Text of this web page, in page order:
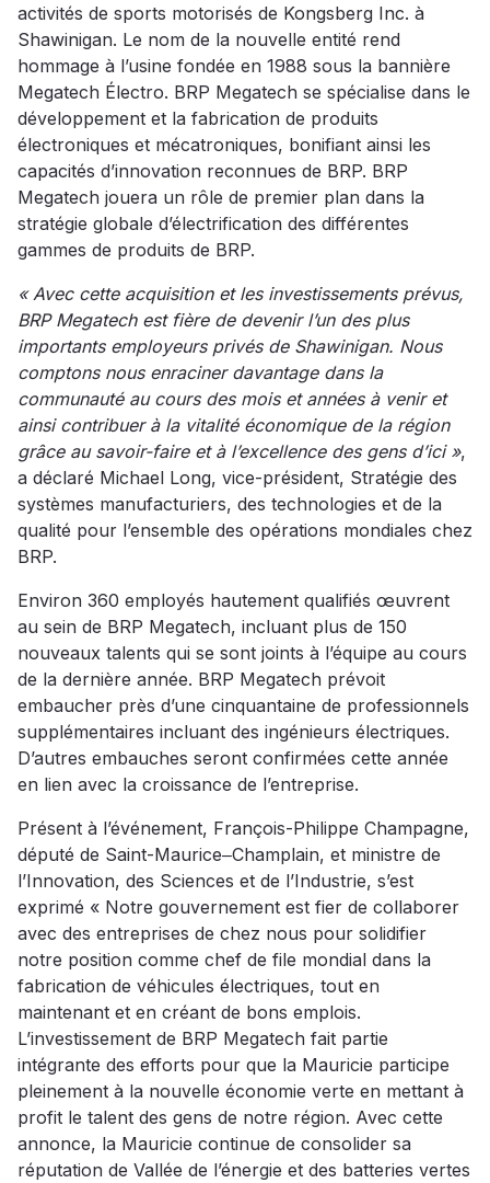
activités de sports motorisés de Kongsberg Inc. à
Shawinigan. Le nom de la nouvelle entité rend
hommage à l’usine fondée en 1988 sous la bannière
Megatech Électro. BRP Megatech se spécialise dans le
développement et la fabrication de produits
électroniques et mécatroniques, bonifiant ainsi les
capacités d’innovation reconnues de BRP. BRP
Megatech jouera un rôle de premier plan dans la
stratégie globale d’électrification des différentes
gammes de produits de BRP.
« Avec cette acquisition et les investissements prévus,
BRP Megatech est fière de devenir l’un des plus
importants employeurs privés de Shawinigan. Nous
comptons nous enraciner davantage dans la
communauté au cours des mois et années à venir et
ainsi contribuer à la vitalité économique de la région
grâce au savoir-faire et à l’excellence des gens d’ici »,
a déclaré Michael Long, vice-président, Stratégie des
systèmes manufacturiers, des technologies et de la
qualité pour l’ensemble des opérations mondiales chez
BRP.
Environ 360 employés hautement qualifiés œuvrent
au sein de BRP Megatech, incluant plus de 150
nouveaux talents qui se sont joints à l’équipe au cours
de la dernière année. BRP Megatech prévoit
embaucher près d’une cinquantaine de professionnels
supplémentaires incluant des ingénieurs électriques.
D’autres embauches seront confirmées cette année
en lien avec la croissance de l’entreprise.
Présent à l’événement, François-Philippe Champagne,
député de Saint-Maurice‒Champlain, et ministre de
l’Innovation, des Sciences et de l’Industrie, s’est
exprimé « Notre gouvernement est fier de collaborer
avec des entreprises de chez nous pour solidifier
notre position comme chef de file mondial dans la
fabrication de véhicules électriques, tout en
maintenant et en créant de bons emplois.
L’investissement de BRP Megatech fait partie
intégrante des efforts pour que la Mauricie participe
pleinement à la nouvelle économie verte en mettant à
profit le talent des gens de notre région. Avec cette
annonce, la Mauricie continue de consolider sa
réputation de Vallée de l’énergie et des batteries vertes